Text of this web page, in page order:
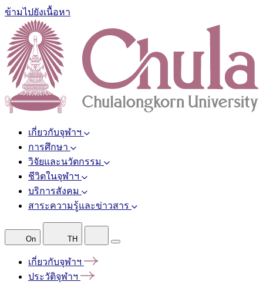
ข้ามไปยังเนื้อหา
เกี่ยวกับจุฬาฯ
การศึกษา
วิจัยและนวัตกรรม
ชีวิตในจุฬาฯ
บริการสังคม
สาระความรู้และข่าวสาร
On TH
เกี่ยวกับจุฬาฯ
ประวัติจุฬาฯ